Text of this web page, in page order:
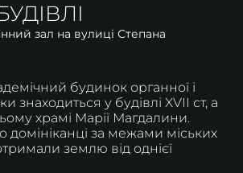
будинок органної і
знаходиться у будівлі XVII ст, а
храмі Марії Магдалини.
домініканці за межами міських
землю від однієї
зал на вулиці Степана